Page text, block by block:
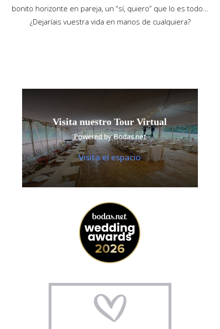
bonito horizonte en pareja, un “sí, quiero” que lo es todo…
¿Dejaríais vuestra vida en manos de cualquiera?
Visita nuestro Tour Virtual
Powered by Bodas.net
Visita el espacio